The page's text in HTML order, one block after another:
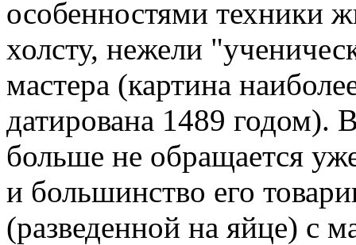
особенностями техники
холсту, нежели
мастера (картина
датирована 1489 годом).
больше не обращается
и большинство его
(разведенной на яйце) с